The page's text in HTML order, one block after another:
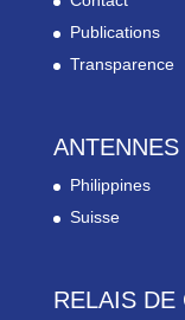
Publications
Transparence
Philippines
Suisse
RELAIS DE